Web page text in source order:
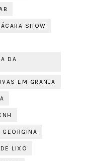
SHOW
DA
EM GRANJA
GEORGINA
LIXO